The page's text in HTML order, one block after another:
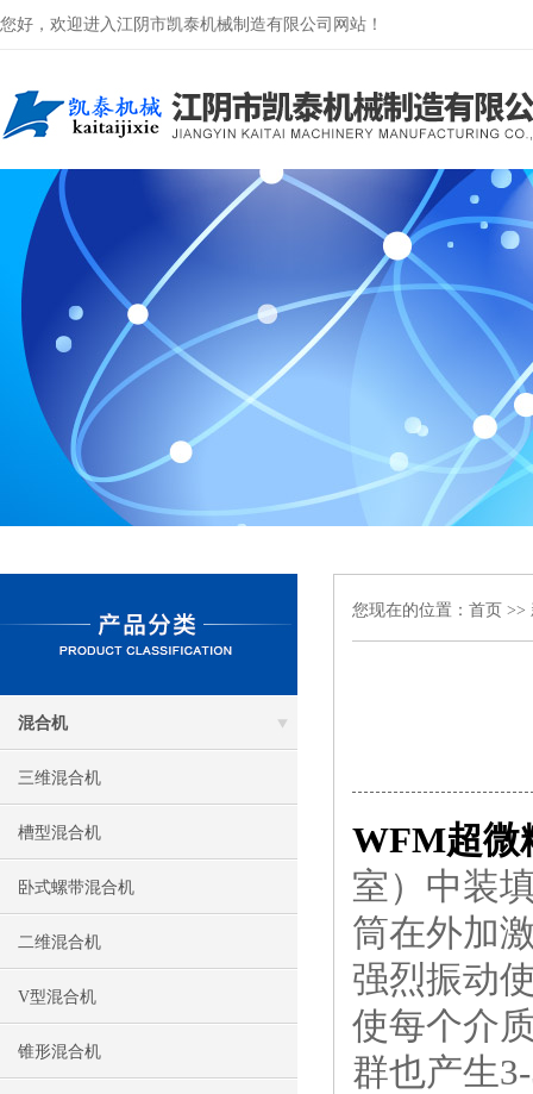
您好，欢迎进入江阴市凯泰机械制造有限公司网站！
混合机
三维混合机
槽型混合机
卧式螺带混合机
二维混合机
V型混合机
锥形混合机
您现在的位置： 首页 >>
WFM超微
室）中装
筒在外加
强烈振动
使每个介
群也产生